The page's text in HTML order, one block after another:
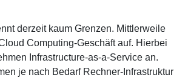
derzeit kaum Grenzen. Mittlerweile
Computing-Geschäft auf. Hierbei
Infrastructure-as-a-Service an.
je nach Bedarf Rechner-Infrastruktur